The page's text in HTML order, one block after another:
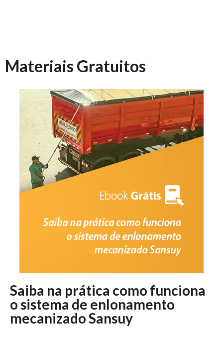
Materiais Gratuitos
Saiba na prática como funciona
o sistema de enlonamento
mecanizado Sansuy